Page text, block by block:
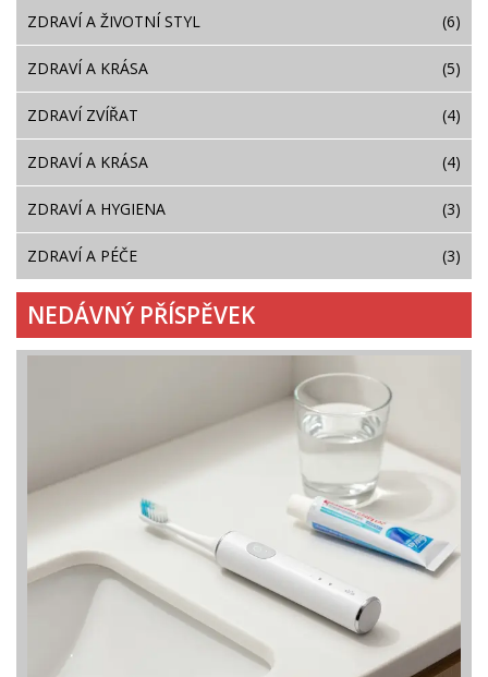
ZDRAVÍ A ŽIVOTNÍ STYL (6)
ZDRAVÍ A KRÁSA (5)
ZDRAVÍ ZVÍŘAT (4)
ZDRAVÍ A KRÁSA (4)
ZDRAVÍ A HYGIENA (3)
ZDRAVÍ A PÉČE (3)
NEDÁVNÝ PŘÍSPĚVEK